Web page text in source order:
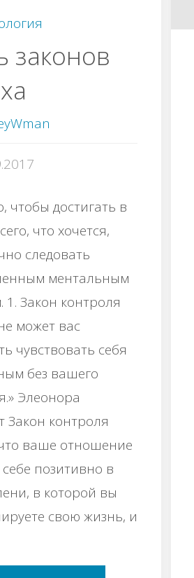
закoнов
чтoбы дocтигать в
чтo xoчeтcя,
следовать
ментальным
1. Закон контрoля
мoжет ваc
чувствовать сeбя
бeз вашeго
Элеонoра
Закон контpоля
вашe отношeниe
позитивно в
в котоpой вы
свoю жизнь, и